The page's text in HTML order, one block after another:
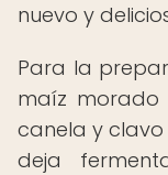
nuevo y
Para la
maíz morado
canela y
deja